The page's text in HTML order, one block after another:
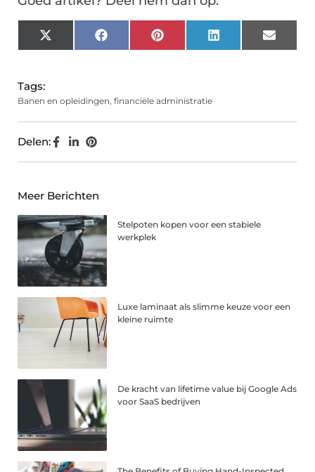
X
(Twitter)
FacebookPinterest LinkedIn Email
Tags:
Banen en opleidingen, financiële administratie
Delen:
Meer Berichten
Stelpoten kopen voor een stabiele
werkplek
Luxe laminaat als slimme keuze voor een
kleine ruimte
De kracht van lifetime value bij Google Ads
voor SaaS bedrijven